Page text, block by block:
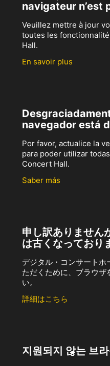
navigateur n’est
Veuillez mettre à jour
toutes les
Hall.
En savoir plus
navegador está
Por favor, actualice la
para poder utilizar
Concert Hall.
Saber más
申し訳ありません
は古くなっており
デジタル・コンサートホ
ただくために、ブラウザ
い。
詳細はこちら
지원되지 않는 브